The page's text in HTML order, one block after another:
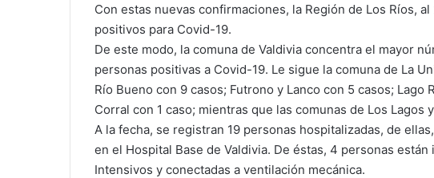
Con estas nuevas confirmaciones, la Región de Los Ríos,
positivos para Covid-19.
De este modo, la comuna de Valdivia concentra el mayor
personas positivas a Covid-19. Le sigue la comuna de La
Río Bueno con 9 casos; Futrono y Lanco con 5 casos; Lago
Corral con 1 caso; mientras que las comunas de Los
A la fecha, se registran 19 personas hospitalizadas, de
en el Hospital Base de Valdivia. De éstas, 4 personas
Intensivos y conectadas a ventilación mecánica.